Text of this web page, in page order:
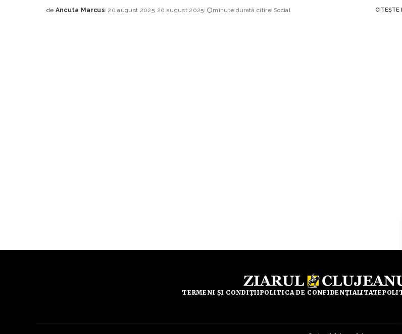
de Ancuta Marcus 20 august 2025 20 august 2025 minute durată citire Social CITEȘTE
TERMENI ȘI CONDIȚIIPOLITICA DE CONFIDENȚIALITATE